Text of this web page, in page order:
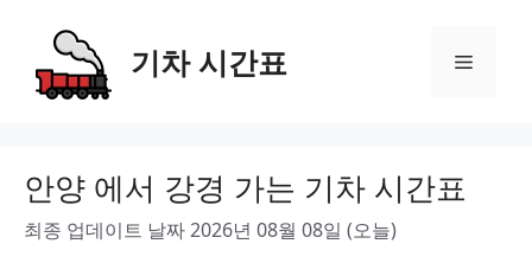
content
기차 시간표 Menu
안양 에서 강경 가는 기차 시간표
최종 업데이트 날짜 2026년 08월 08일 (오늘)